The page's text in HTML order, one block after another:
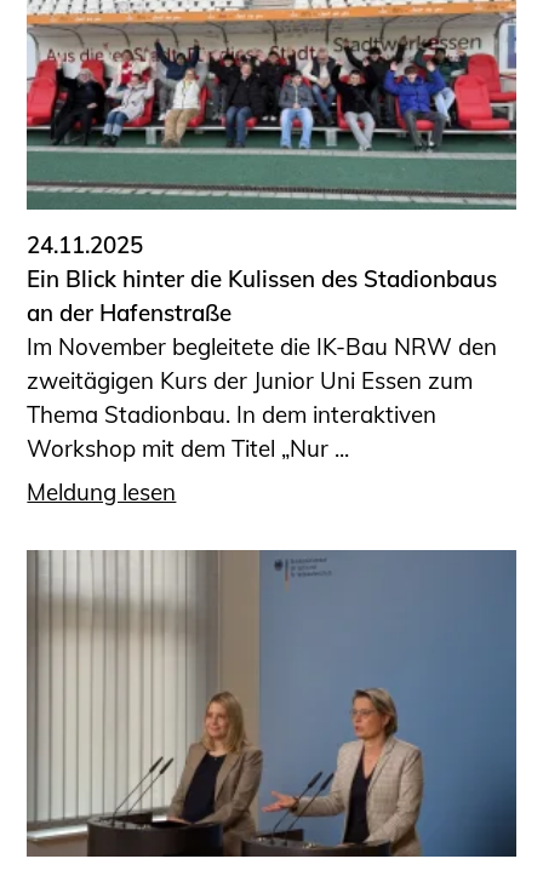
24.11.2025
Ein Blick hinter die Kulissen des Stadionbaus
an der Hafenstraße
Im November begleitete die IK-Bau NRW den
zweitägigen Kurs der Junior Uni Essen zum
Thema Stadionbau. In dem interaktiven
Workshop mit dem Titel „Nur ...
Meldung lesen